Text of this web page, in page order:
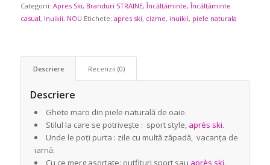
Categorii: Apres Ski, Branduri STRAINE,Încălțăminte,Încălțăminte
casual, Inuikii, NOU Etichete: apres ski, cizme, inuikii, piele naturala
Descriere Recenzii (0)
Descriere
Ghete maro din piele naturală de oaie.
Stilul la care se potrivește : sport style, après ski.
Unde le poți purta : zile cu multă zăpadă, vacanța de
iarnă.
Cu ce merg asortate: outfituri sport sau après ski.